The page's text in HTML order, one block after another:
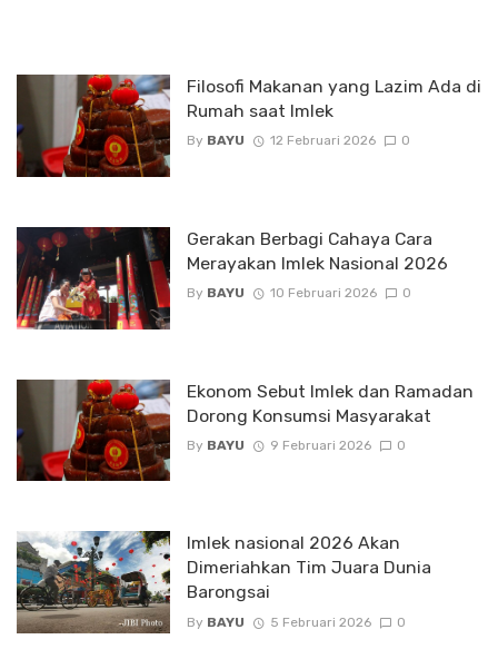
Filosofi Makanan yang Lazim Ada di
Rumah saat Imlek
By BAYU 12 Februari 2026 0
Gerakan Berbagi Cahaya Cara
Merayakan Imlek Nasional 2026
By BAYU 10 Februari 2026 0
Ekonom Sebut Imlek dan Ramadan
Dorong Konsumsi Masyarakat
By BAYU 9 Februari 2026 0
Imlek nasional 2026 Akan
Dimeriahkan Tim Juara Dunia
Barongsai
By BAYU 5 Februari 2026 0